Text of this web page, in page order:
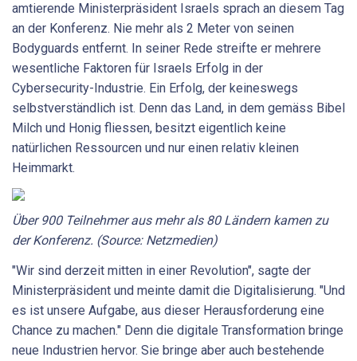
amtierende Ministerpräsident Israels sprach an diesem Tag
an der Konferenz. Nie mehr als 2 Meter von seinen
Bodyguards entfernt. In seiner Rede streifte er mehrere
wesentliche Faktoren für Israels Erfolg in der
Cybersecurity-Industrie. Ein Erfolg, der keineswegs
selbstverständlich ist. Denn das Land, in dem gemäss Bibel
Milch und Honig fliessen, besitzt eigentlich keine
natürlichen Ressourcen und nur einen relativ kleinen
Heimmarkt.
Über 900 Teilnehmer aus mehr als 80 Ländern kamen zu
der Konferenz. (Source: Netzmedien)
"Wir sind derzeit mitten in einer Revolution", sagte der
Ministerpräsident und meinte damit die Digitalisierung. "Und
es ist unsere Aufgabe, aus dieser Herausforderung eine
Chance zu machen." Denn die digitale Transformation bringe
neue Industrien hervor. Sie bringe aber auch bestehende